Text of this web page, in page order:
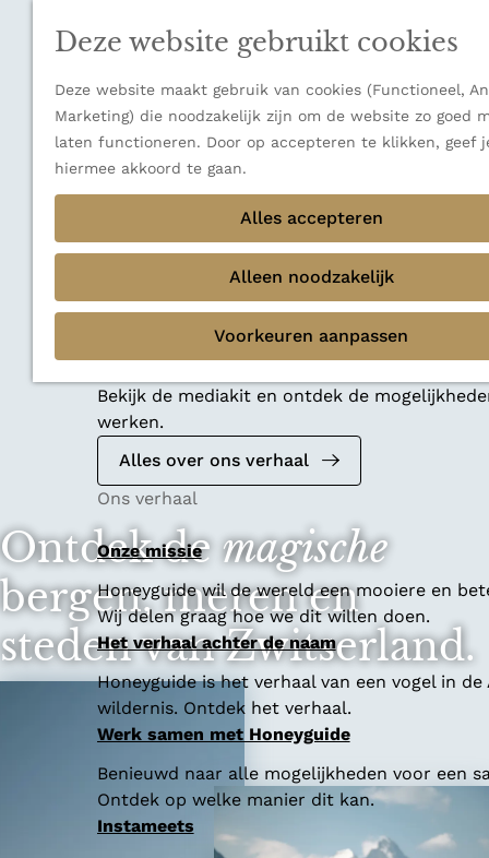
Deze website gebruikt cookies
Deze website maakt gebruik van cookies (Functioneel,
Marketing) die noodzakelijk zijn om de website zo goed
laten functioneren. Door op accepteren te klikken, geef
hiermee akkoord te gaan.
Alles accepteren
Alleen noodzakelijk
Voorkeuren aanpassen
Thema's
Verborgen parels
Terug Ons verhaal
Mediakit 2026
Bekijk de mediakit en ontdek de
werken.
Alles over ons verhaal
Ons verhaal
Onze missie
Honeyguide wil de wereld een mooiere en
Wij delen graag hoe we dit willen doen.
Het verhaal achter de naam
Honeyguide is het verhaal van een vogel in de
wildernis. Ontdek het verhaal.
Werk samen met Honeyguide
Benieuwd naar alle mogelijkheden voor een
Ontdek op welke manier dit kan.
Instameets
Ontdek demagische
bergen, meren en
steden van Zwitserland.